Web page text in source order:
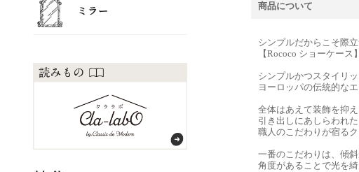
商品について
シンプルだからこそ際
【Rococo ショーケース】
シンプルかつスタイリ
ヨーロッパの伝統的な
全体はあえて装飾を抑
引き出しにあしらわれ
職人のこだわりが宿る
一番のこだわりは、傾
角度があることで光を